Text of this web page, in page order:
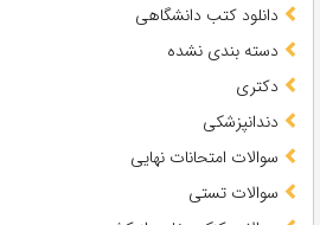
دانلود کتب دانشگاهی
دسته بندی نشده
دکتری
دندانپزشکی
سوالات امتحانات نهایی
سوالات تستی